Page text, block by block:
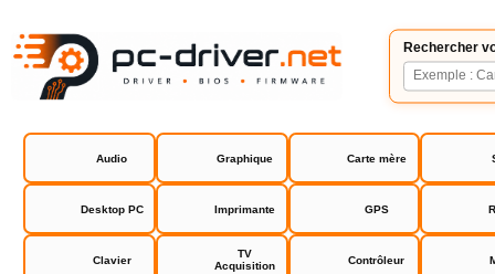
Rechercher
Audio Graphique Carte mère
Desktop PC Imprimante GPS
Clavier
TV
Acquisition
Contrôleur